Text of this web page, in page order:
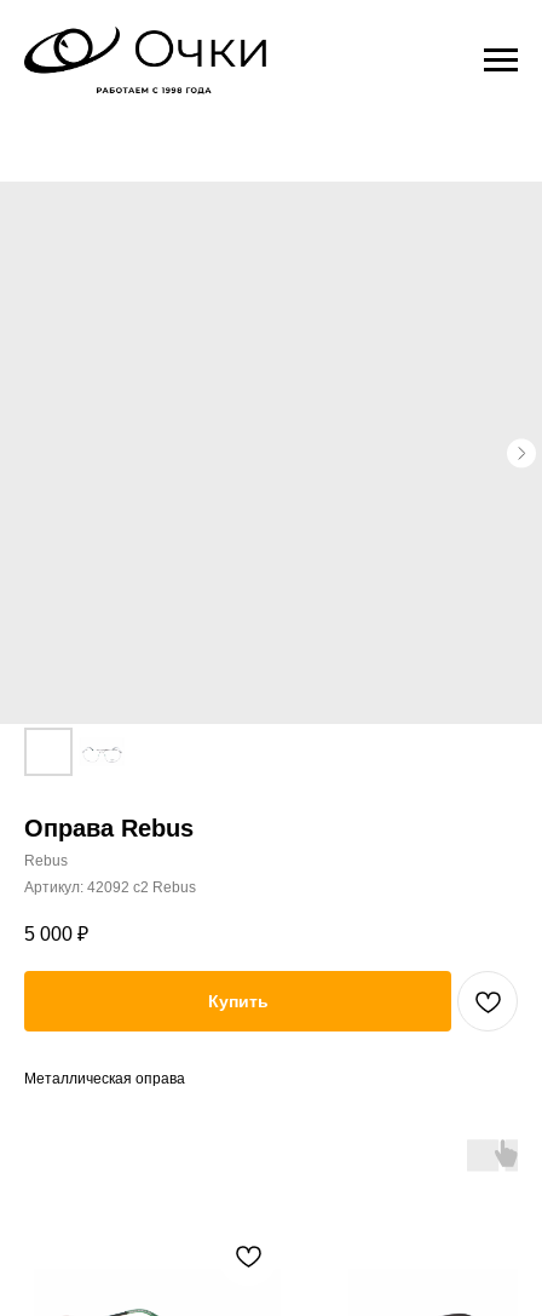
Оправа Rebus
Rebus
Артикул: 42092 c2 Rebus
5 000 ₽
Купить
Металлическая оправа